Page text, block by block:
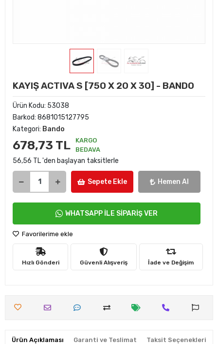
KAYIŞ ACTIVA S [750 X 20 X 30] - BANDO
Ürün Kodu: 53038
Barkod: 8681015127795
Kategori: Bando
678,73 TL
KARGO
BEDAVA
56,56 TL 'den başlayan taksitlerle
Sepete Ekle Hemen Al
WHATSAPP İLE SİPARİŞ VER
Favorilerime ekle
Hızlı Gönderi Güvenli Alışveriş İade ve Değişim
Ürün Açıklaması Garanti ve Teslimat Taksit Seçenekleri